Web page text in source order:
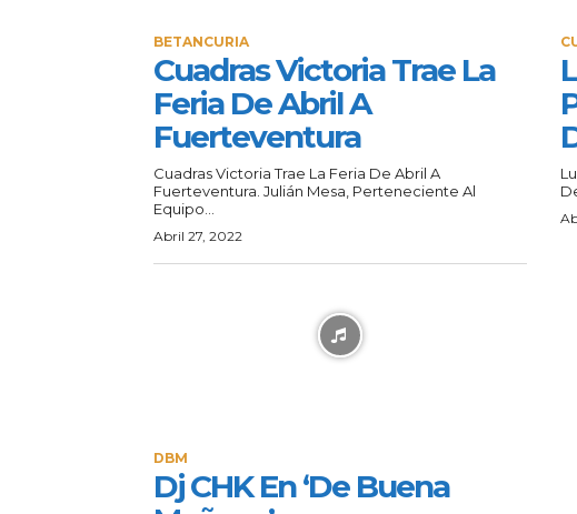
BETANCURIA
Cuadras Victoria Trae La
Feria De Abril A
Fuerteventura
Cuadras Victoria Trae La Feria De Abril A
Fuerteventura. Julián Mesa, Perteneciente Al
Equipo...
Abril 27, 2022
DBM
Dj CHK En ‘De Buena